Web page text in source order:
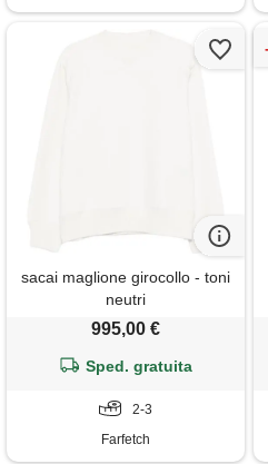
sacai maglione girocollo - toni
neutri
995,00 €
Sped. gratuita
2-3
Farfetch